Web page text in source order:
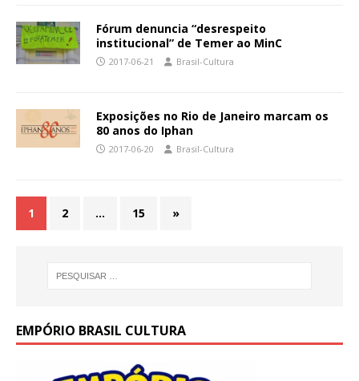
Fórum denuncia “desrespeito
institucional” de Temer ao MinC
2017-06-21 Brasil-Cultura
Exposições no Rio de Janeiro marcam os
80 anos do Iphan
2017-06-20 Brasil-Cultura
1 2 … 15 »
EMPÓRIO BRASIL CULTURA